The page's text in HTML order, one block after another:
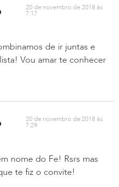
20 de novembro de 2018 às
7:17
de ir juntas e
Vou amar te conhecer
20 de novembro de 2018 às
7:29
nome do Fe! Rsrs mas
te fiz o convite!